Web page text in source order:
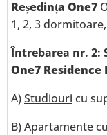
Reședința One7
1, 2, 3
Întrebarea nr. 2:
One7 Residence
A)Studiouri cu
B)Apartamente